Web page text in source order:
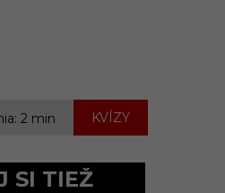
2 min KVÍZY
SI TIEŽ